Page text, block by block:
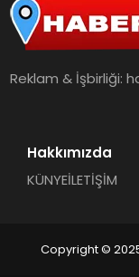
Reklam & İşbirliği:
Hakkımızda
KÜNYEİLETİŞİM
Copyright © 2025